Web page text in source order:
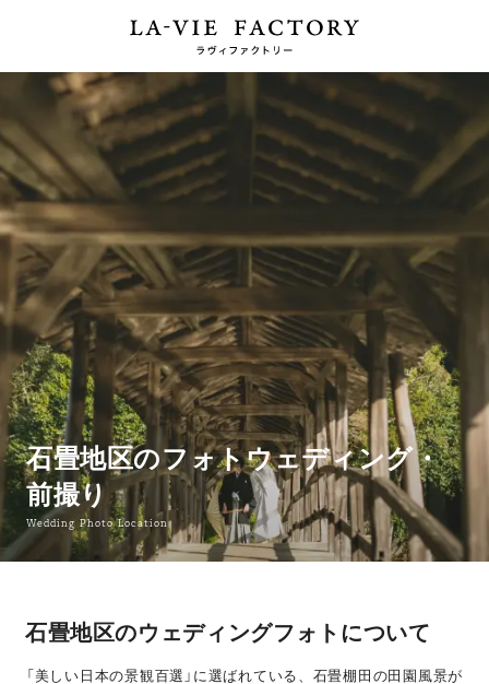
石畳地区のフォトウェディング・
前撮り
Wedding Photo Location
石畳地区のウェディングフォトについて
「美しい日本の景観百選」に選ばれている、石畳棚田の田園風景が